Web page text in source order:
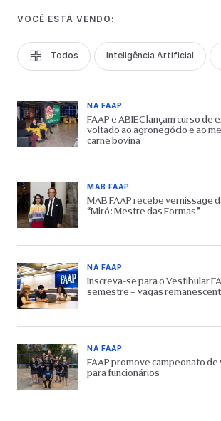
VOCÊ ESTÁ VENDO:
Todos Inteligência Artificial
NA FAAP
FAAP e ABIEC lançam curso de
voltado ao agronegócio e ao
carne bovina
MAB FAAP
MAB FAAP recebe vernissage
“Miró: Mestre das Formas”
NA FAAP
Inscreva-se para o Vestibular
semestre – vagas
NA FAAP
FAAP promove campeonato de
para funcionários